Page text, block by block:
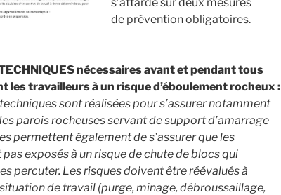
de prévention obligatoires.
nécessaires avant et pendant tous
les travailleurs à un risque d’éboulement rocheux :
sont réalisées pour s’assurer notamment
parois rocheuses servant de support d’amarrage
permettent également de s’assurer que les
exposés à un risque de chute de blocs qui
percuter. Les risques doivent être réévalués à
de travail (purge, minage, débroussaillage,